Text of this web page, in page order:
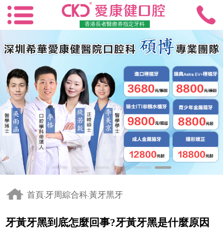
香港長者醫療券指定牙科
首頁- 牙周綜合科-黃牙黑牙
牙黃牙黑到底怎麼回事?牙黃牙黑是什麼原因